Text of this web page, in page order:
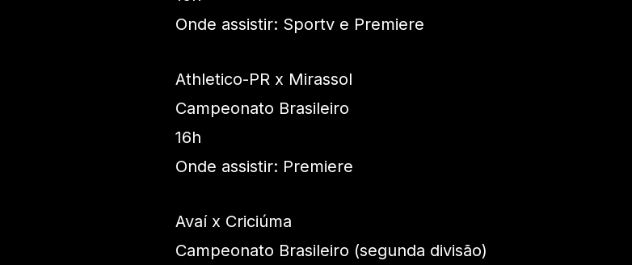
Onde assistir: Sportv e Premiere
Athletico-PR x Mirassol
Campeonato Brasileiro
16h
Onde assistir: Premiere
Avaí x Criciúma
Campeonato Brasileiro (segunda divisão)